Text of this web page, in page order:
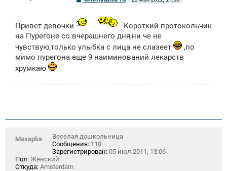
б
щ
е
н
и
е
Привет девочки
Короткий протокольчик
на Пурегоне со вчерашнего дня,ни че не
чувствую,только улыбка с лица не слазеет
,по
мимо пурегона еще 9 наиминований лекарств
хрумкаю
Maxapka
Веселая дошкольница
Сообщения: 110
Зарегистрирован: 05 июл 2011, 13:06
Пол: Женский
Откуда: Amsterdam